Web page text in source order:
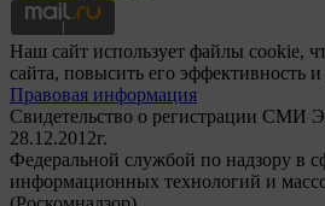
Наш сайт использует файлы cookie,
сайта, повысить его эффективность и
Правовая информация
Свидетельство о регистрации
28.12.2012г.
Федеральной службой по надзору в
информационных технологий и